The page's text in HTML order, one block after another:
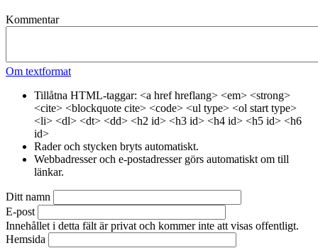
Kommentar
Om textformat
Tillåtna HTML-taggar: <a href hreflang> <em> <strong>
<cite> <blockquote cite> <code> <ul type> <ol start type>
<li> <dl> <dt> <dd> <h2 id> <h3 id> <h4 id> <h5 id> <h6
id>
Rader och stycken bryts automatiskt.
Webbadresser och e-postadresser görs automatiskt om till
länkar.
Ditt namn
E-post
Innehållet i detta fält är privat och kommer inte att visas offentligt.
Hemsida